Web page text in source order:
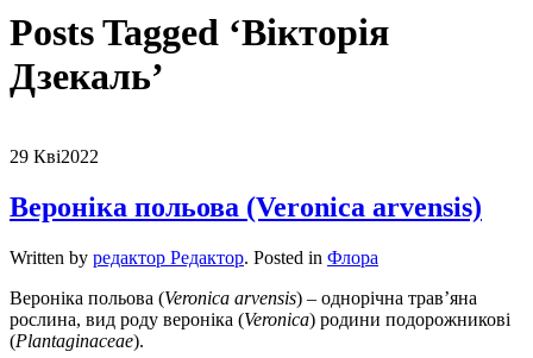
Posts Tagged ‘Вікторія
Дзекаль’
29 Кві2022
Вероніка польова (Veronica arvensis)
Written by редактор Редактор. Posted in Флора
Вероніка польова (Veronica arvensis) – однорічна трав’яна
рослина, вид роду вероніка (Veronica) родини подорожникові
(Plantaginaceae).